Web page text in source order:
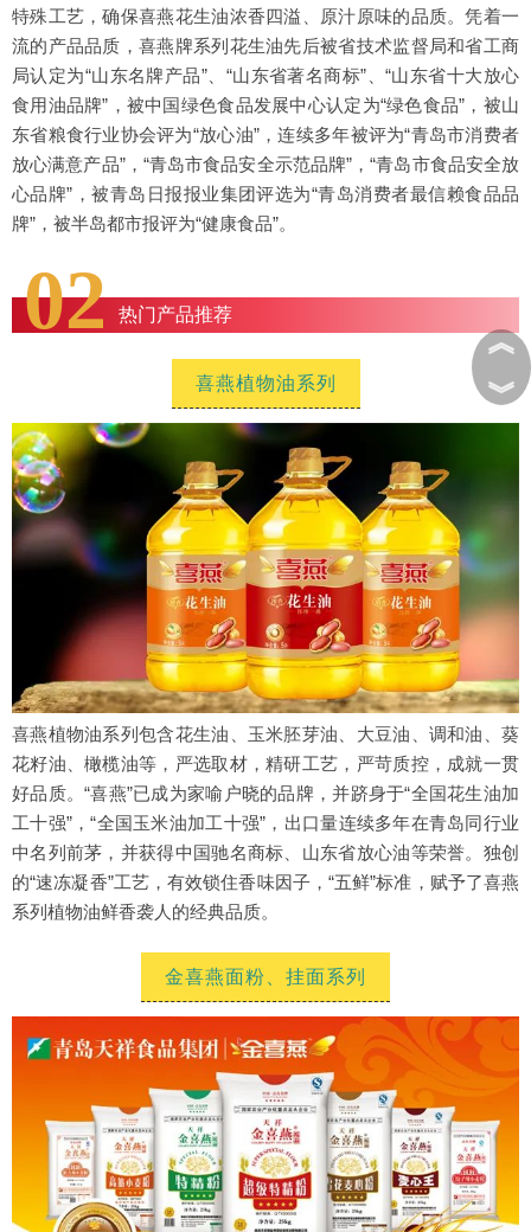
特殊工艺，确保喜燕花生油浓香四溢、原汁原味的品质。凭着一
流的产品品质，喜燕牌系列花生油先后被省技术监督局和省工商
局认定为“山东名牌产品”、“山东省著名商标”、“山东省十大放心
食用油品牌”，被中国绿色食品发展中心认定为“绿色食品”，被山
东省粮食行业协会评为“放心油”，连续多年被评为“青岛市消费者
放心满意产品”，“青岛市食品安全示范品牌”，“青岛市食品安全放
心品牌”，被青岛日报报业集团评选为“青岛消费者最信赖食品品
牌”，被半岛都市报评为“健康食品”。
02 热门产品推荐
喜燕植物油系列
喜燕植物油系列包含花生油、玉米胚芽油、大豆油、调和油、葵
花籽油、橄榄油等，严选取材，精研工艺，严苛质控，成就一贯
好品质。“喜燕”已成为家喻户晓的品牌，并跻身于“全国花生油加
工十强”，“全国玉米油加工十强”，出口量连续多年在青岛同行业
中名列前茅，并获得中国驰名商标、山东省放心油等荣誉。独创
的“速冻凝香”工艺，有效锁住香味因子，“五鲜”标准，赋予了喜燕
系列植物油鲜香袭人的经典品质。
金喜燕面粉、挂面系列
︽
︾